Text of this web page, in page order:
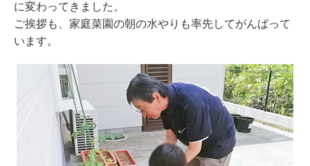
に変わってきました。
ご挨拶も、家庭菜園の朝の水やりも率先してがんばって
います。